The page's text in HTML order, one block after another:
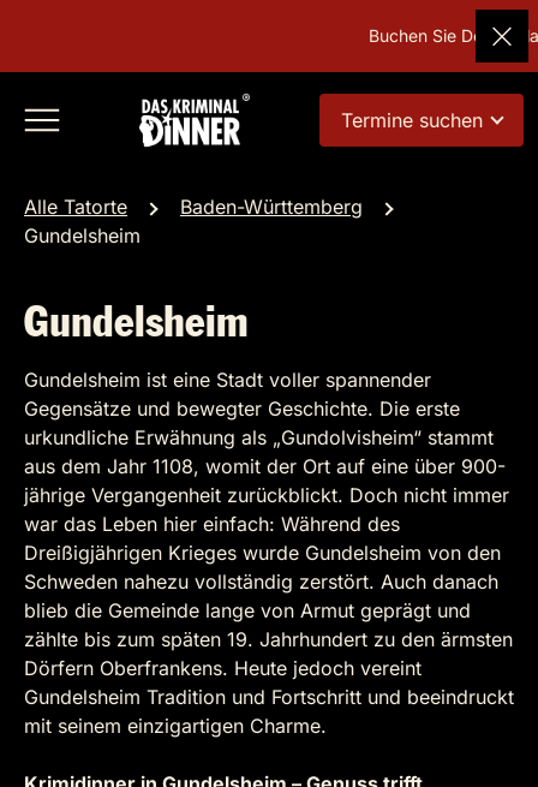
Buchen Sie
Termine suchen
Alle Tatorte
Baden-Württemberg
Gundelsheim
Gundelsheim
Gundelsheim ist eine Stadt voller spannender
Gegensätze und bewegter Geschichte. Die erste
urkundliche Erwähnung als „Gundolvisheim“ stammt
aus dem Jahr 1108, womit der Ort auf eine über 900-
jährige Vergangenheit zurückblickt. Doch nicht immer
war das Leben hier einfach: Während des
Dreißigjährigen Krieges wurde Gundelsheim von den
Schweden nahezu vollständig zerstört. Auch danach
blieb die Gemeinde lange von Armut geprägt und
zählte bis zum späten 19. Jahrhundert zu den ärmsten
Dörfern Oberfrankens. Heute jedoch vereint
Gundelsheim Tradition und Fortschritt und beeindruckt
mit seinem einzigartigen Charme.